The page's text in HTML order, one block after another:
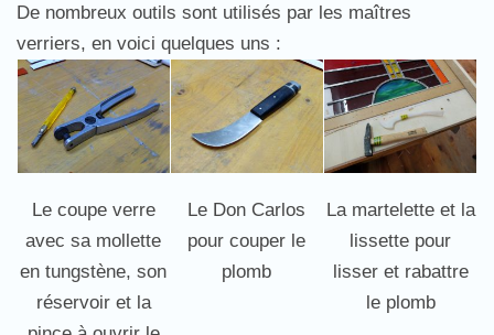
De nombreux outils sont utilisés par les maîtres
verriers, en voici quelques uns :
Le coupe verre
avec sa mollette
en tungstène, son
réservoir et la
Le Don Carlos
pour couper le
plomb
La martelette et la
lissette pour
lisser et rabattre
le plomb